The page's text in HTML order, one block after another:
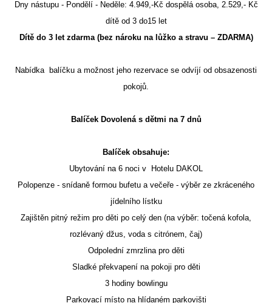
Dny nástupu - Pondělí - Neděle: 4.949,-Kč dospělá osoba, 2.529,- Kč
dítě od 3 do15 let
Dítě do 3 let zdarma (bez nároku na lůžko a stravu – ZDARMA)
Nabídka balíčku a možnost jeho rezervace se odvíjí od obsazenosti
pokojů.
Balíček Dovolená s dětmi na 7 dnů
Balíček obsahuje:
Ubytování na 6 noci v Hotelu DAKOL
Polopenze - snídaně formou bufetu a večeře - výběr ze zkráceného
jídelního lístku
Zajištěn pitný režim pro děti po celý den (na výběr: točená kofola,
rozlévaný džus, voda s citrónem, čaj)
Odpolední zmrzlina pro děti
Sladké překvapení na pokoji pro děti
3 hodiny bowlingu
Parkovací místo na hlídaném parkovišti